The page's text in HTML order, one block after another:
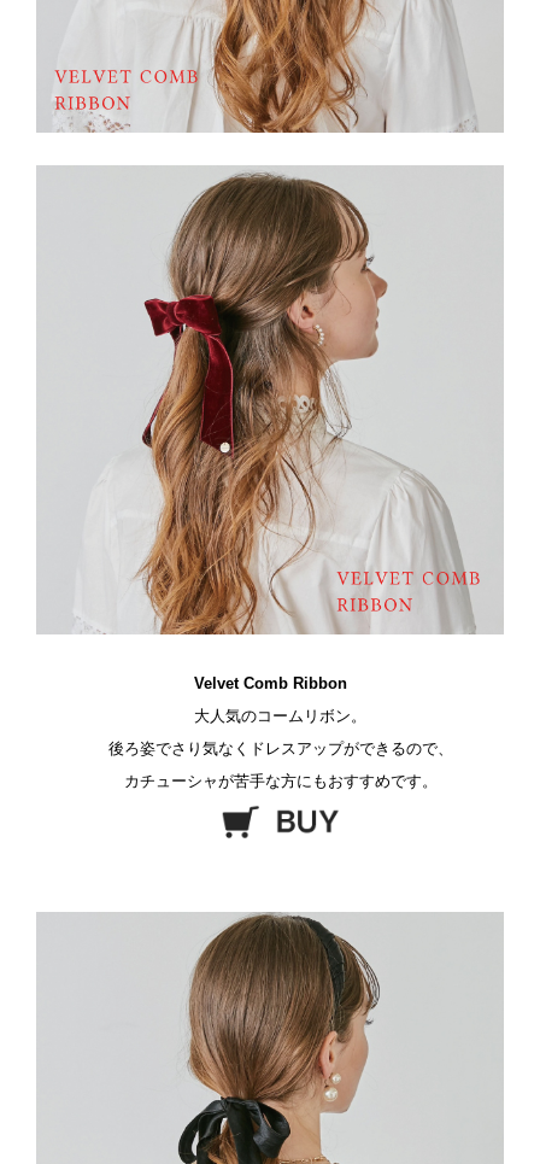
Velvet Comb Ribbon
大人気のコームリボン。
後ろ姿でさり気なくドレスアップができるので、
カチューシャが苦手な方にもおすすめです。